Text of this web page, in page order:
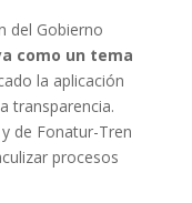
del Gobierno
como un tema
la aplicación
transparencia.
de Fonatur-Tren
procesos